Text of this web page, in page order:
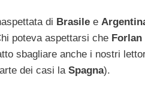
di Brasile e
poteva aspettarsi che Forlan
sbagliare anche i nostri
dei casi la Spagna).